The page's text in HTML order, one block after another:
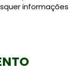
informações